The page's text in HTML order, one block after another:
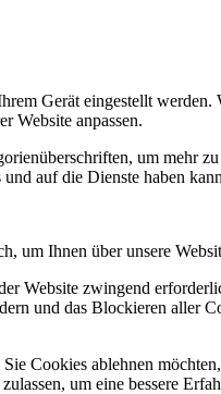
Gerät eingestellt
Website anpassen.
um mehr
auf die Dienste haben
um Ihnen über unsere
Website zwingend
und das Blockieren aller
Cookies ablehnen
um eine bessere